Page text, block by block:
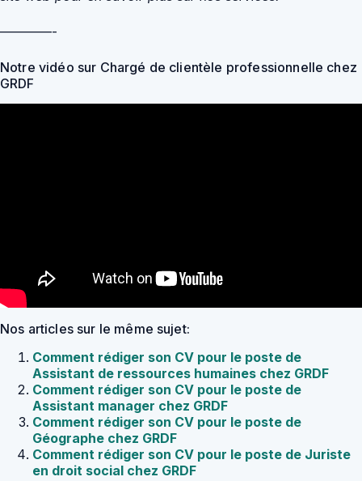
————-
Notre vidéo sur Chargé de clientèle professionnelle chez
GRDF
Nos articles sur le même sujet:
Comment rédiger son CV pour le poste de
Assistant de ressources humaines chez GRDF
Comment rédiger son CV pour le poste de
Assistant manager chez GRDF
Comment rédiger son CV pour le poste de
Géographe chez GRDF
Comment rédiger son CV pour le poste de Juriste
en droit social chez GRDF